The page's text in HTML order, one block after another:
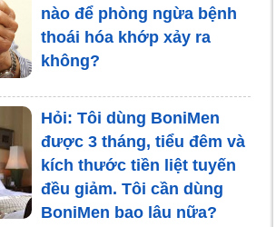
nào để phòng ngừa bệnh
thoái hóa khớp xảy ra
không?
Hỏi: Tôi dùng BoniMen
được 3 tháng, tiểu đêm và
kích thước tiền liệt tuyến
đều giảm. Tôi cần dùng
BoniMen bao lâu nữa?